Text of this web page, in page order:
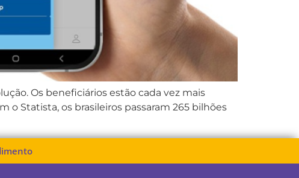
Os beneficiários estão cada vez mais
o Statista, os brasileiros passaram 265 bilhões